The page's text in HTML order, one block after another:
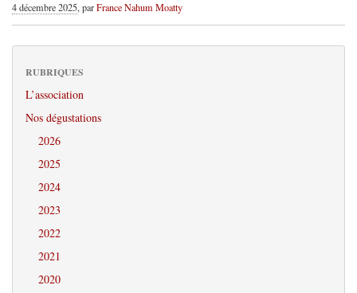
4 décembre 2025, parFrance Nahum Moatty
RUBRIQUES
L’association
Nos dégustations
2026
2025
2024
2023
2022
2021
2020